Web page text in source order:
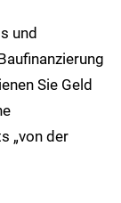
und
Sie Geld
„von der